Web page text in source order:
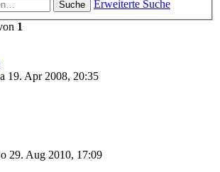
Suche
Erweiterte Suche
1
19. Apr 2008, 20:35
29. Aug 2010, 17:09